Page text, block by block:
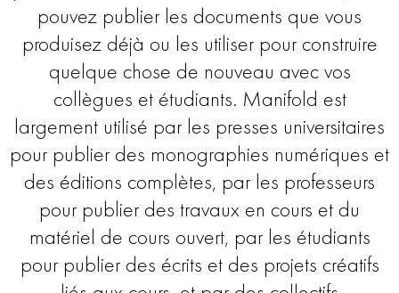
pouvez publier les documents que vous
produisez déjà ou les utiliser pour construire
quelque chose de nouveau avec vos
collègues et étudiants. Manifold est
largement utilisé par les presses universitaires
pour publier des monographies numériques et
des éditions complètes, par les professeurs
pour publier des travaux en cours et du
matériel de cours ouvert, par les étudiants
pour publier des écrits et des projets créatifs